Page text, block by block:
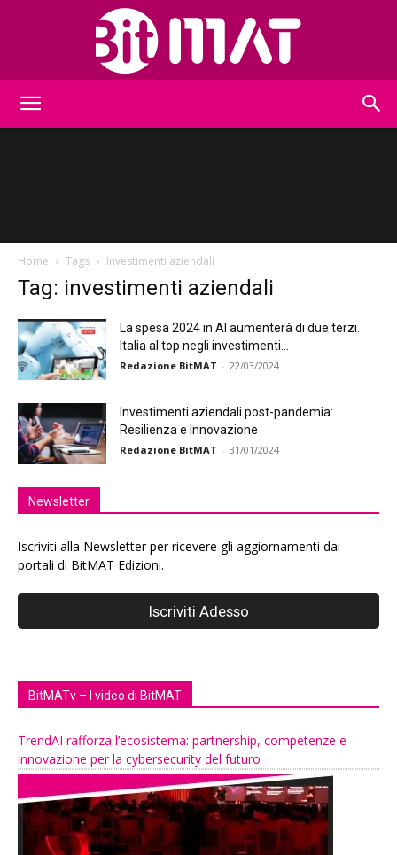
Home Tags Investimenti aziendali
Tag: investimenti aziendali
La spesa 2024 in AI aumenterà di due terzi.
Italia al top negli investimenti...
Redazione BitMAT - 22/03/2024
Investimenti aziendali post-pandemia:
Resilienza e Innovazione
Redazione BitMAT - 31/01/2024
Newsletter
Iscriviti alla Newsletter per ricevere gli aggiornamenti dai
portali di BitMAT Edizioni.
BitMATv – I video di BitMAT
TrendAI rafforza l’ecosistema: partnership, competenze e
innovazione per la cybersecurity del futuro